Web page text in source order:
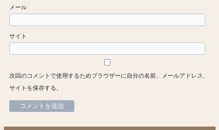
メール
サイト
次回のコメントで使用するためブラウザーに自分の名前、メールアドレス、
サイトを保存する。